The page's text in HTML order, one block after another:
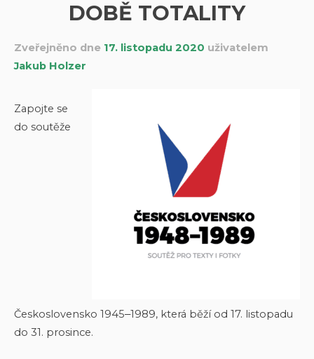
DOBĚ TOTALITY
Zveřejněno dne 17. listopadu 2020 uživatelem
Jakub Holzer
Zapojte se
do soutěže
Československo 1945‒1989, která běží od 17. listopadu
do 31. prosince.